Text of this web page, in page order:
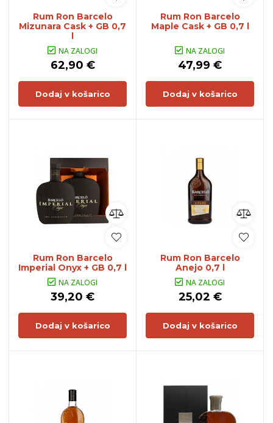
Rum Ron Barcelo
Mizunara Cask + GB 0,7
l
NA ZALOGI
62,90 €
Dodaj v košarico
Rum Ron Barcelo
Maple Cask + GB 0,7 l
NA ZALOGI
47,99 €
Dodaj v košarico
Rum Ron Barcelo
Imperial Onyx + GB 0,7 l
NA ZALOGI
39,20 €
Dodaj v košarico
Rum Ron Barcelo
Anejo 0,7 l
NA ZALOGI
25,02 €
Dodaj v košarico